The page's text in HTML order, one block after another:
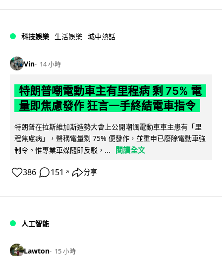
科技娛樂 生活娛樂 城中熱話
Vin 14 小時
特朗普嘲電動車主有里程病 剩 75% 電
量即焦慮發作 狂言一手終結電車指令
特朗普在拉斯維加斯造勢大會上公開嘲諷電動車車主患有「里
程焦慮病」，聲稱電量剩 75% 便發作，並重申已廢除電動車強
制令。惟專業車媒隨即反駁，...
閱讀全文
386 151 ↗ 分享
人工智能
Lawton 15 小時